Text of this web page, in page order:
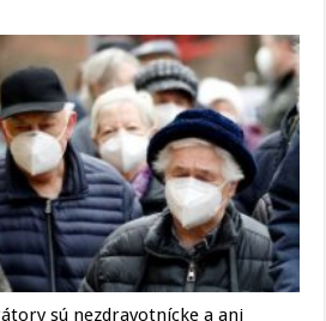
sú nezdravotnícke a ani